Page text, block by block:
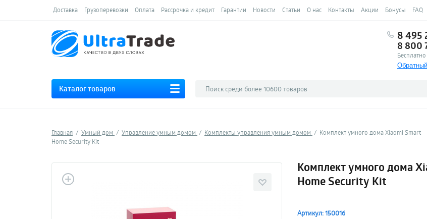
Доставка Грузоперевозки Оплата Рассрочка и кредит Гарантии Новости Статьи О нас Контакты Акции Бонусы FAQ
8 495
8 800
Каталог товаров
Главная Умный дом Управление умным домом Комплекты управления умным домом
Комплект умного дома Xiaomi Smart
Home Security Kit
Комплект умного дома
Home Security Kit
Артикул: 150016